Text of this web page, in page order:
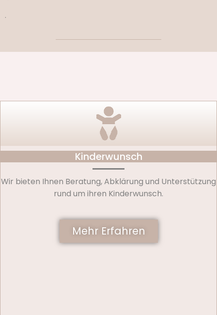
.
Kinderwunsch
Wir bieten Ihnen Beratung, Abklärung und Unterstützung
rund um ihren Kinderwunsch.
Mehr Erfahren